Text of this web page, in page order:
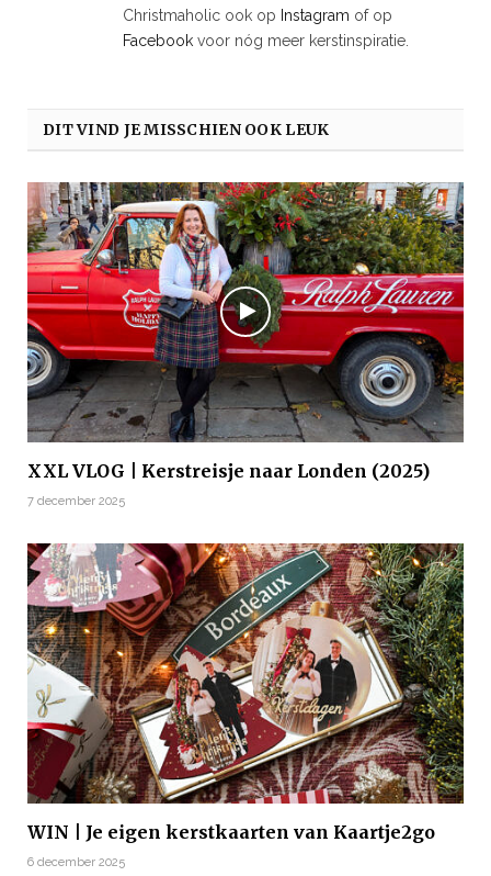
Christmaholic ook op Instagram of op
Facebook voor nóg meer kerstinspiratie.
DIT VIND JE MISSCHIEN OOK LEUK
XXL VLOG | Kerstreisje naar Londen (2025)
7 december 2025
WIN | Je eigen kerstkaarten van Kaartje2go
6 december 2025